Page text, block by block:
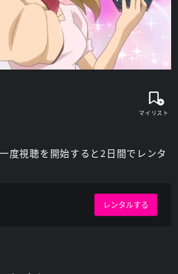
度視聴を開始すると2日間でレンタ
レンタルする